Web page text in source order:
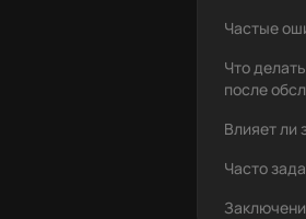
Частые
Что
после
Влияет ли
Часто